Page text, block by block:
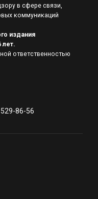
в сфере связи,
коммуникаций
издания
лет.
ответственностью
86-56